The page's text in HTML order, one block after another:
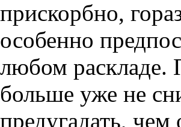
прискорбно,
особенно
любом раскладе.
больше уже не
предугадать, чем